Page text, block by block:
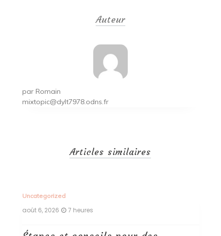
Auteur
par Romain
mixtopic@dylt7978.odns.fr
Articles similaires
Uncategorized
août 6, 2026 7 heures